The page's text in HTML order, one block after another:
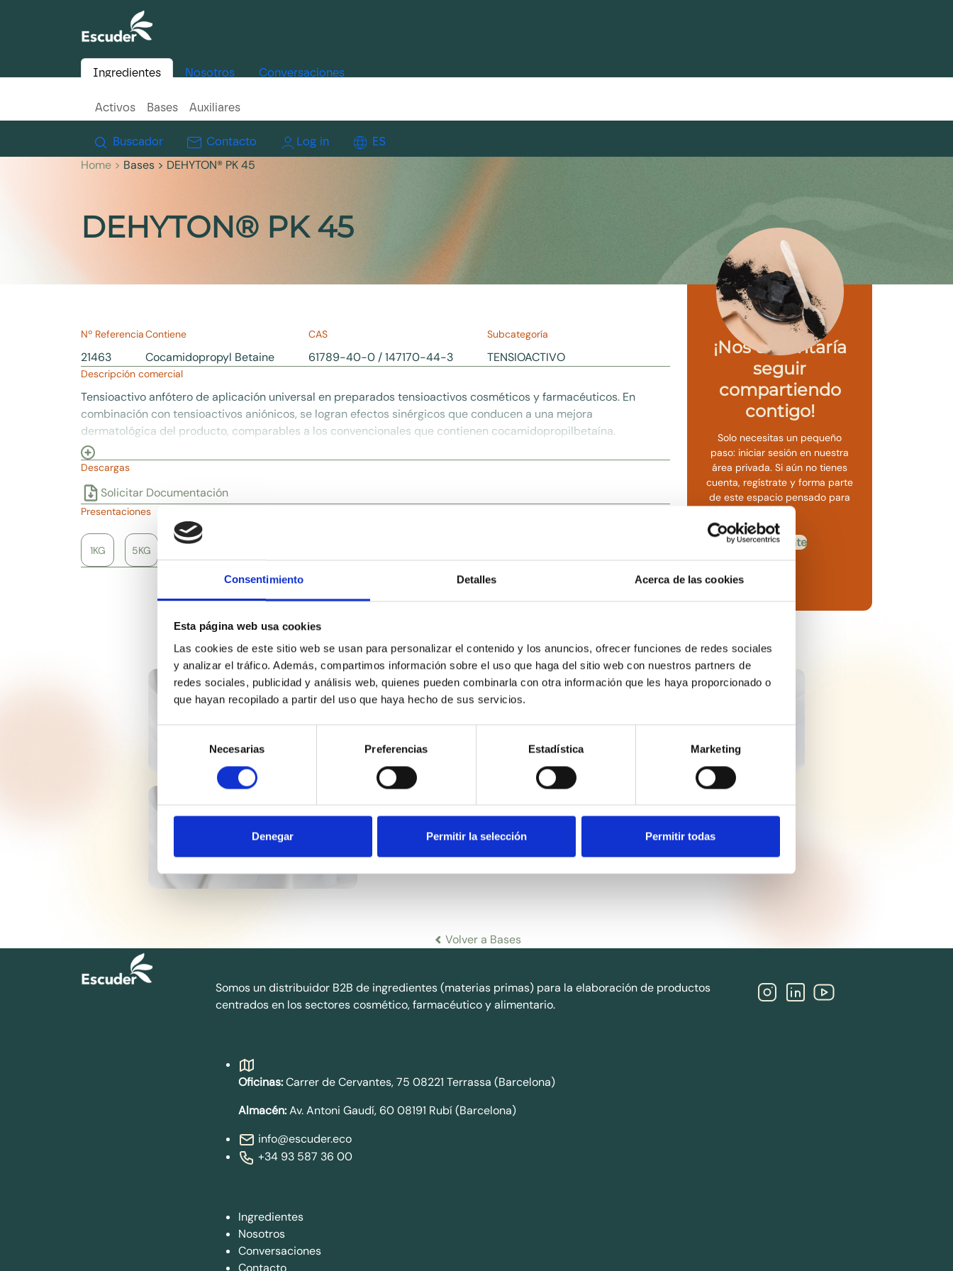
Consentimiento Detalles Acerca de las cookies
Esta página web usa cookies
Las cookies de este sitio web se usan para personalizar el contenido y los anuncios, ofrecer funciones de redes sociales
y analizar el tráfico. Además, compartimos información sobre el uso que haga del sitio web con nuestros partners de
redes sociales, publicidad y análisis web, quienes pueden combinarla con otra información que les haya proporcionado o
que hayan recopilado a partir del uso que haya hecho de sus servicios.
consentimiento
Necesarias Preferencias Estadística Marketing
Denegar Permitir la selección Permitir todas
Ingredientes Nosotros Conversaciones
Activos Bases Auxiliares
Buscador Contacto Log in ES
Home > Bases > DEHYTON® PK 45
DEHYTON® PK 45
¡Nos encantaría
seguir
compartiendo
contigo!
Solo necesitas un pequeño
paso: iniciar sesión en nuestra
área privada. Si aún no tienes
cuenta, regístrate y forma parte
de este espacio pensado para
Regístrate
Nº Referencia
21463
Contiene
Cocamidopropyl Betaine
CAS
61789-40-0 / 147170-44-3
Subcategoría
TENSIOACTIVO
Descripción comercial
Tensioactivo anfótero de aplicación universal en preparados tensioactivos cosméticos y farmacéuticos. En
combinación con tensioactivos aniónicos, se logran efectos sinérgicos que conducen a una mejora
dermatológica del producto, comparables a los convencionales que contienen cocamidopropilbetaína.
Descargas
Solicitar Documentación
Presentaciones
1KG 5KG
Ingredientes relacionados
VEROL® S
VASELINA LIQUIDA
LIGERA EP
VASELINA LIQUIDA
VASELINA FILANTE
Volver a Bases
Somos un distribuidor B2B de ingredientes (materias primas) para la elaboración de productos
centrados en los sectores cosmético, farmacéutico y alimentario.
Oficinas:Carrer de Cervantes, 75 08221 Terrassa (Barcelona)
Almacén:Av. Antoni Gaudí, 60 08191 Rubí (Barcelona)
info@escuder.eco
+34 93 587 36 00
Ingredientes
Nosotros
Conversaciones
Contacto